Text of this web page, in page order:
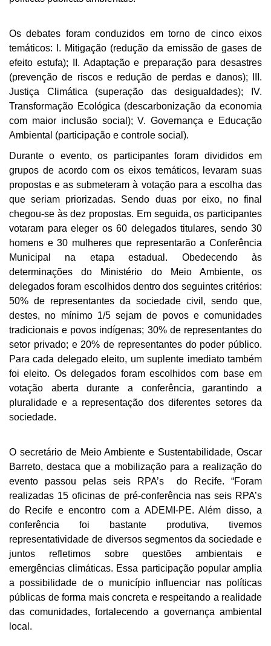
Os debates foram conduzidos em torno de cinco eixos
temáticos: I. Mitigação (redução da emissão de gases de
efeito estufa); II. Adaptação e preparação para desastres
(prevenção de riscos e redução de perdas e danos); III.
Justiça Climática (superação das desigualdades); IV.
Transformação Ecológica (descarbonização da economia
com maior inclusão social); V. Governança e Educação
Ambiental (participação e controle social).
Durante o evento, os participantes foram divididos em
grupos de acordo com os eixos temáticos, levaram suas
propostas e as submeteram à votação para a escolha das
que seriam priorizadas. Sendo duas por eixo, no final
chegou-se às dez propostas. Em seguida, os participantes
votaram para eleger os 60 delegados titulares, sendo 30
homens e 30 mulheres que representarão a Conferência
Municipal na etapa estadual. Obedecendo às
determinações do Ministério do Meio Ambiente, os
delegados foram escolhidos dentro dos seguintes critérios:
50% de representantes da sociedade civil, sendo que,
destes, no mínimo 1/5 sejam de povos e comunidades
tradicionais e povos indígenas; 30% de representantes do
setor privado; e 20% de representantes do poder público.
Para cada delegado eleito, um suplente imediato também
foi eleito. Os delegados foram escolhidos com base em
votação aberta durante a conferência, garantindo a
pluralidade e a representação dos diferentes setores da
sociedade.
O secretário de Meio Ambiente e Sustentabilidade, Oscar
Barreto, destaca que a mobilização para a realização do
evento passou pelas seis RPA’s  do Recife. “Foram
realizadas 15 oficinas de pré-conferência nas seis RPA’s
do Recife e encontro com a ADEMI-PE. Além disso, a
conferência foi bastante produtiva, tivemos
representatividade de diversos segmentos da sociedade e
juntos refletimos sobre questões ambientais e
emergências climáticas. Essa participação popular amplia
a possibilidade de o município influenciar nas políticas
públicas de forma mais concreta e respeitando a realidade
das comunidades, fortalecendo a governança ambiental
local.